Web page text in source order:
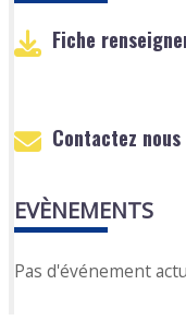
Fiche
Contactez nous
EVÈNEMENTS
Pas d'événement